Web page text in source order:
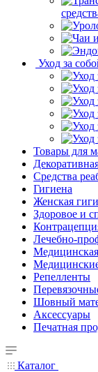
Уход за
Товары для
Средства
Гигиена
Женская
Здоровое и
Лечебно-
Репелленты
Шовный
Аксессуары
Печатная
Каталог